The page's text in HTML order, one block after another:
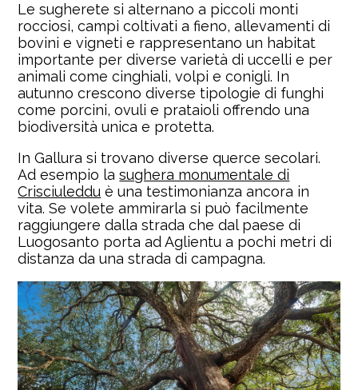
Le sugherete si alternano a piccoli monti
rocciosi, campi coltivati a fieno, allevamenti di
bovini e vigneti e rappresentano un habitat
importante per diverse varietà di uccelli e per
animali come cinghiali, volpi e conigli. In
autunno crescono diverse tipologie di funghi
come porcini, ovuli e prataioli offrendo una
biodiversità unica e protetta.
In Gallura si trovano diverse querce secolari.
Ad esempio lasughera monumentale di
Crisciuleddu è una testimonianza ancora in
vita. Se volete ammirarla si può facilmente
raggiungere dalla strada che dal paese di
Luogosanto porta ad Aglientu a pochi metri di
distanza da una strada di campagna.